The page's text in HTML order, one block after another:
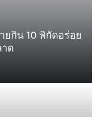
ยกิน 10 พิกัดอร่อย
ด